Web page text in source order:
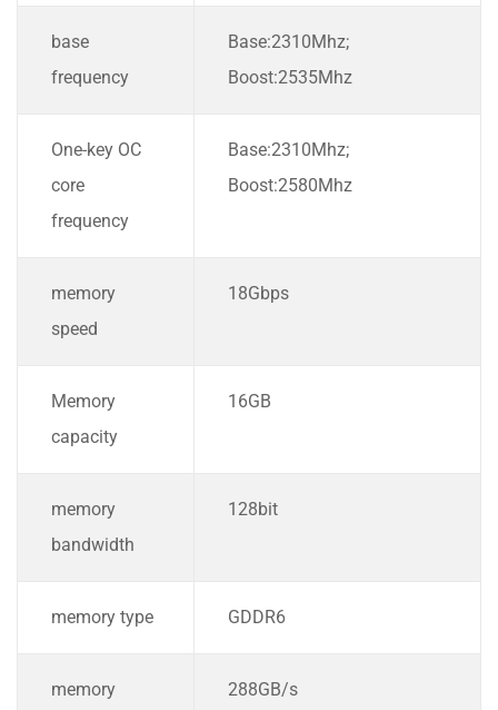
base
frequency
Base:2310Mhz;
Boost:2535Mhz
One-key OC
core
frequency
Base:2310Mhz;
Boost:2580Mhz
memory
speed
18Gbps
Memory
capacity
16GB
memory
bandwidth
128bit
memory type GDDR6
memory 288GB/s